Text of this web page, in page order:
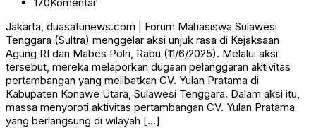
Jakarta, duasatunews.com | Forum Mahasiswa Sulawesi
Tenggara (Sultra) menggelar aksi unjuk rasa di Kejaksaan
Agung RI dan Mabes Polri, Rabu (11/6/2025). Melalui aksi
tersebut, mereka melaporkan dugaan pelanggaran aktivitas
pertambangan yang melibatkan CV. Yulan Pratama di
Kabupaten Konawe Utara, Sulawesi Tenggara. Dalam aksi itu,
massa menyoroti aktivitas pertambangan CV. Yulan Pratama
yang berlangsung di wilayah […]